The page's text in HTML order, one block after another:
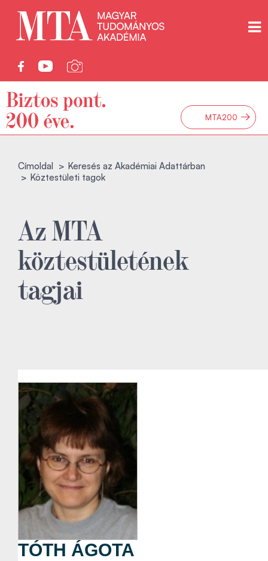
MTA200 →
Címoldal
Keresés az Akadémiai Adattárban
Köztestületi tagok
Az MTA
köztestületének
tagjai
TÓTH ÁGOTA